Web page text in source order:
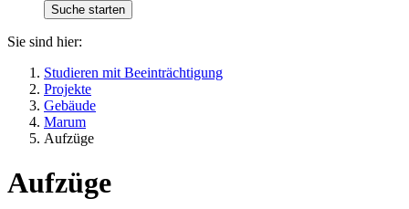
Sie sind hier:
Studieren mit Beeinträchtigung
Projekte
Gebäude
Marum
Aufzüge
Aufzüge